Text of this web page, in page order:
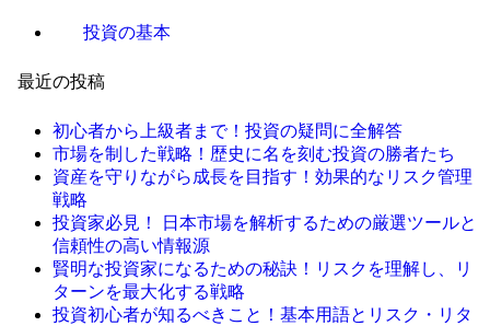
投資の基本
最近の投稿
初心者から上級者まで！投資の疑問に全解答
市場を制した戦略！歴史に名を刻む投資の勝者たち
資産を守りながら成長を目指す！効果的なリスク管理
戦略
投資家必見！ 日本市場を解析するための厳選ツールと
信頼性の高い情報源
賢明な投資家になるための秘訣！リスクを理解し、リ
ターンを最大化する戦略
投資初心者が知るべきこと！基本用語とリスク・リタ